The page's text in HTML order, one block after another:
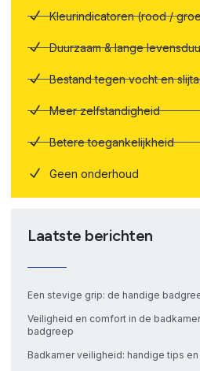
Kleurindicatoren (rood /
Duurzaam & lange
Bestand tegen vocht en
Meer zelfstandigheid
Betere toegankelijkheid
Geen onderhoud
Laatste berichten
Een stevige grip: de handige
Veiligheid en comfort in de
badgreep
Badkamer veiligheid: handige tips en